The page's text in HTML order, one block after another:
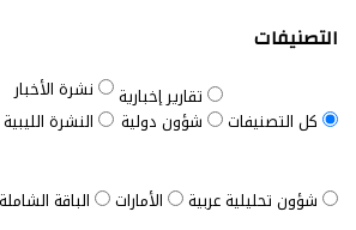
التصنيفات
كل التصنيفات
تقارير إخبارية
شؤون دولية
نشرة الأخبار
النشرة الليبية
شؤون تحليلية عربية الأمارات الباقة الشاملة